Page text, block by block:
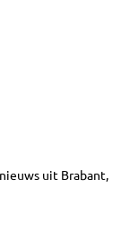
uit Brabant,